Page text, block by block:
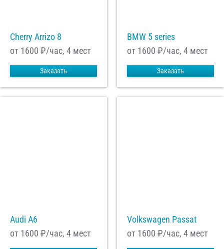
Cherry Arrizo 8
от 1600 ₽/час, 4 мест
Заказать
BMW 5 series
от 1600 ₽/час, 4 мест
Заказать
Audi A6
от 1600 ₽/час, 4 мест
Volkswagen Passat
от 1600 ₽/час, 4 мест